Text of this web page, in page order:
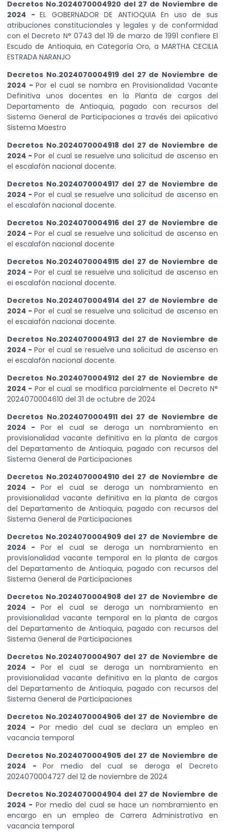
Decretos No.2024070004920 del 27 de Noviembre de
2024 -EL GOBERNADOR DE ANTIOQUIA En uso de sus
atribuciones constitucionales y legales y de conformidad
con el Decreto N° 0743 del 19 de marzo de 1991 confiere El
Escudo de Antioquia, en Categoría Oro, a MARTHA CECILIA
ESTRADA NARANJO
Decretos No.2024070004919 del 27 de Noviembre de
2024 -Por el cual se nombra en Provisionalidad Vacante
Definitiva unos docentes en la Planta de cargos del
Departamento de Antioquia, pagado con recursos del
Sistema General de Participaciones a través dei apiicativo
Sistema Maestro
Decretos No.2024070004918 del 27 de Noviembre de
2024 -Por el cual se resuelve una solicitud de ascenso en
el escalafón nacional docente.
Decretos No.2024070004917 del 27 de Noviembre de
2024 -Por el cual se resuelve una solicitud de ascenso en
el escalafón nacional docente.
Decretos No.2024070004916 del 27 de Noviembre de
2024 -Por el cual se resuelve una solicitud de ascenso en
el escalafón nacional docente
Decretos No.2024070004915 del 27 de Noviembre de
2024 -Por el cual se resuelve una solicitud de ascenso en
ei escalafón nacional docente.
Decretos No.2024070004914 del 27 de Noviembre de
2024 -Por el cual se resuelve una solicitud de ascenso en
el escaiafón nacionai docente.
Decretos No.2024070004913 del 27 de Noviembre de
2024 -Por el cual se resuelve una solicitud de ascenso en
ei escalafón nacional docente.
Decretos No.2024070004912 del 27 de Noviembre de
2024 - Por el cual se modifica parcialmente el Decreto N°
2024070004610 del 31 de octubre de 2024
Decretos No.2024070004911 del 27 de Noviembre de
2024 - Por el cual se deroga un nombramiento en
provisionalidad vacante definitiva en la planta de cargos
del Departamento de Antioquia, pagado con recursos del
Sistema General de Participaciones
Decretos No.2024070004910 del 27 de Noviembre de
2024 - Por el cual se deroga un nombramiento en
provisionalidad vacante definitiva en la planta de cargos
del Departamento de Antioquia, pagado con recursos del
Sistema General de Participaciones
Decretos No.2024070004909 del 27 de Noviembre de
2024 - Por el cual se deroga un nombramiento en
provisíonalidad vacante temporal en la planta de cargos
del Departamento de Antioquia, pagado con recursos del
Sistema General de Participaciones
Decretos No.2024070004908 del 27 de Noviembre de
2024 - Por el cual se deroga un nombramiento en
provisionalidad vacante temporal en la planta de cargos
del Departamento de Antioquia, pagado con recursos del
Sistema General de Participaciones
Decretos No.2024070004907 del 27 de Noviembre de
2024 - Por el cual se deroga un nombramiento en
provisionalidad vacante definitiva en la planta de cargos
del Departamento de Antioquia, pagado con recursos del
Sistema General de Participaciones
Decretos No.2024070004906 del 27 de Noviembre de
2024 - Por medio del cual se declara un empleo en
vacancia temporal
Decretos No.2024070004905 del 27 de Noviembre de
2024 -Por medio del cual se deroga el Decreto
2024070004727 del 12 de noviembre de 2024
Decretos No.2024070004904 del 27 de Noviembre de
2024 - Por medio del cual se hace un nombramiento en
encargo en un empleo de Carrera Administrativa en
vacancia temporal